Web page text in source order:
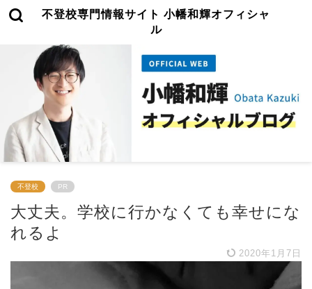
不登校専門情報サイト 小幡和輝オフィシャ
ル
不登校 PR
大丈夫。学校に行かなくても幸せにな
れるよ
2020年1月7日